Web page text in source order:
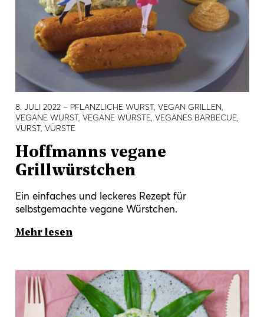
8. JULI 2022– PFLANZLICHE WURST, VEGAN GRILLEN,
VEGANE WURST, VEGANE WÜRSTE, VEGANES BARBECUE,
VURST, VÜRSTE
Hoffmanns vegane
Grillwürstchen
Ein einfaches und leckeres Rezept für
selbstgemachte vegane Würstchen.
Mehr lesen